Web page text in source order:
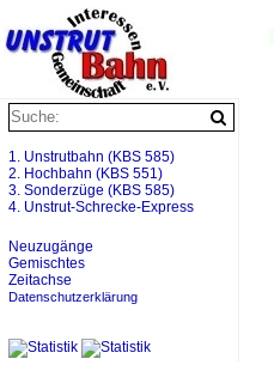
1. Unstrutbahn (KBS 585)
2. Hochbahn (KBS 551)
3. Sonderzüge (KBS 585)
4. Unstrut-Schrecke-Express
Neuzugänge
Gemischtes
Zeitachse
Datenschutzerklärung